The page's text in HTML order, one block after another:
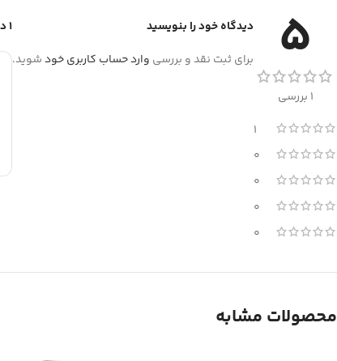
5
1 بررسی
1
0
0
0
0
1 دیدگاه برای
دیدگاه خود را بنویسید
برای ثبت نقد و بررسی وارد حساب کاربری خودشوید.
محصولات مشابه